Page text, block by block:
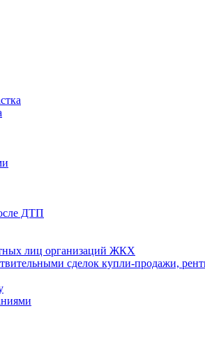
ДТП
лиц организаций ЖКХ
сделок купли-продажи,